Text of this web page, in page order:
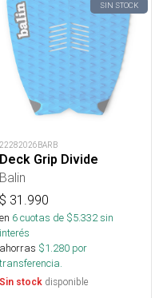
SIN STOCK
22282026BARB
Deck Grip Divide
Balin
$ 31.990
en 6cuotas de $5.332sin
interés
ahorras $1.280 por
transferencia.
Sin stock disponible